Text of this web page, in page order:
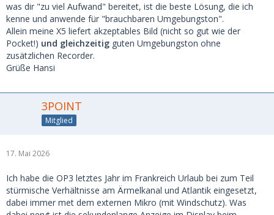
was dir "zu viel Aufwand" bereitet, ist die beste Lösung, die ich
kenne und anwende für "brauchbaren Umgebungston".
Allein meine X5 liefert akzeptables Bild (nicht so gut wie der
Pocket!) und gleichzeitig guten Umgebungston ohne
zusätzlichen Recorder.
Grüße Hansi
3POINT
Mitglied
17. Mai 2026
Ich habe die OP3 letztes Jahr im Frankreich Urlaub bei zum Teil
stürmische Verhältnisse am Ärmelkanal und Atlantik eingesetzt,
dabei immer met dem externen Mikro (mit Windschutz). Was